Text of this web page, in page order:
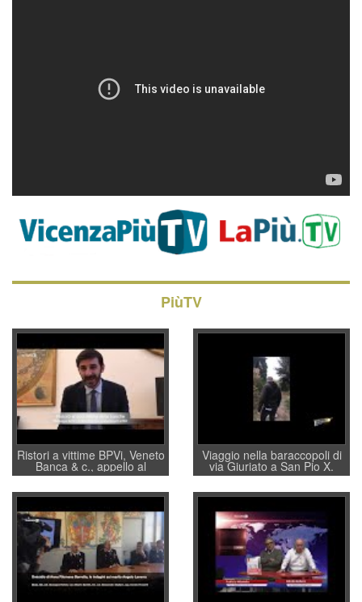
PiùTV
Ristori a vittime BPVi, Veneto
Banca & c., appello al
sottosegretario Alessio
Villarosa: per mettere ordine
convochi con Di Maio CNCU
a supporto della cabina di
regia al Mef
Viaggio nella baraccopoli di
via Giuriato a San Pio X.
Vicenza ai Vicentini: “faremo
un regalo di Natale ai
residenti”